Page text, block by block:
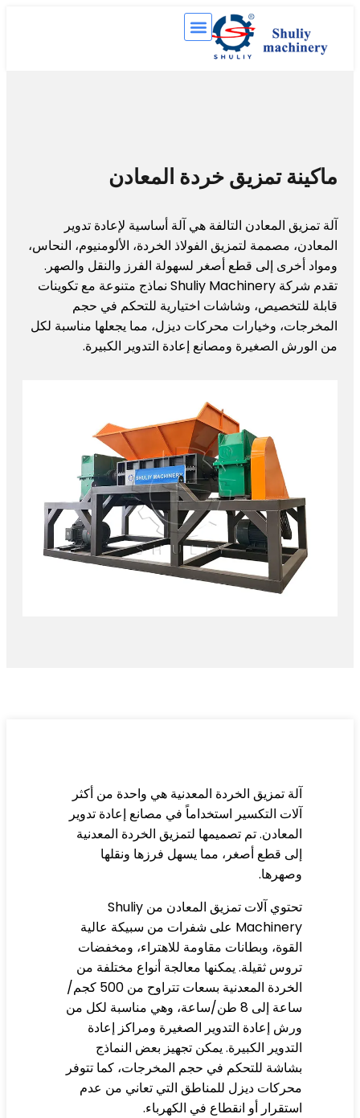
تمزيق خردة المعادن
المعادن التالفة هي آلة أساسية لإعادة تدوير
مصممة لتمزيق الفولاذ الخردة، الألومنيوم، النحاس،
إلى قطع أصغر لسهولة الفرز والنقل والصهر.
تقدم شركة Shuliy Machinery نماذج متنوعة مع تكوينات
وشاشات اختيارية للتحكم في حجم
وخيارات محركات ديزل، مما يجعلها مناسبة لكل
الصغيرة ومصانع إعادة التدوير الكبيرة.
تمزيق الخردة المعدنية هي واحدة من أكثر
التكسير استخداماً في مصانع إعادة تدوير
تم تصميمها لتمزيق الخردة المعدنية
قطع أصغر، مما يسهل فرزها ونقلها
تحتوي آلات تمزيق المعادن من Shuliy
Machinery على شفرات من سبيكة عالية
وبطانات مقاومة للاهتراء، ومخفضات
ثقيلة. يمكنها معالجة أنواع مختلفة من
الخردة المعدنية بسعات تتراوح من 500 كجم/
ساعة إلى 8 طن/ساعة، وهي مناسبة لكل من
إعادة التدوير الصغيرة ومراكز إعادة
الكبيرة. يمكن تجهيز بعض النماذج
للتحكم في حجم المخرجات، كما تتوفر
ديزل للمناطق التي تعاني من عدم
أو انقطاع في الكهرباء.